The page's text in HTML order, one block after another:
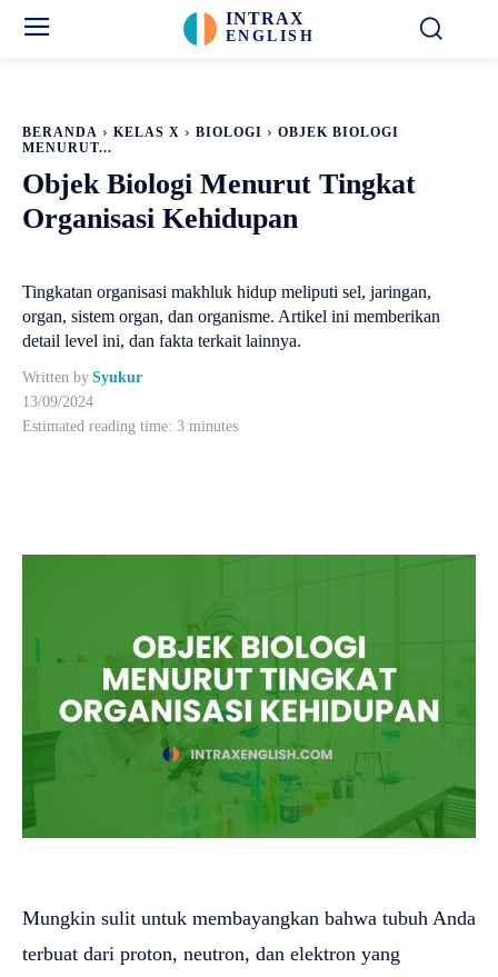
INTRAX
ENGLISH
BERANDA KELAS X BIOLOGI
OBJEK BIOLOGI
MENURUT...
Objek Biologi Menurut Tingkat
Organisasi Kehidupan
Tingkatan organisasi makhluk hidup meliputi sel, jaringan,
organ, sistem organ, dan organisme. Artikel ini memberikan
detail level ini, dan fakta terkait lainnya.
Written by Syukur
13/09/2024
Estimated reading time: 3 minutes
Mungkin sulit untuk membayangkan bahwa tubuh Anda
terbuat dari proton, neutron, dan elektron yang